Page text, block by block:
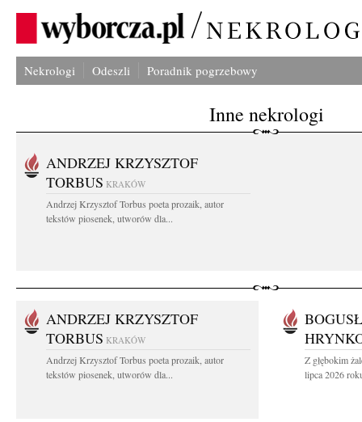
Nekrologi Odeszli Poradnik pogrzebowy
Inne nekrologi
ANDRZEJ KRZYSZTOF
TORBUS KRAKÓW
Andrzej Krzysztof Torbus poeta prozaik, autor
tekstów piosenek, utworów dla...
ANDRZEJ KRZYSZTOF
TORBUS KRAKÓW
Andrzej Krzysztof Torbus poeta prozaik, autor
tekstów piosenek, utworów dla...
Z głębokim
lipca 2026